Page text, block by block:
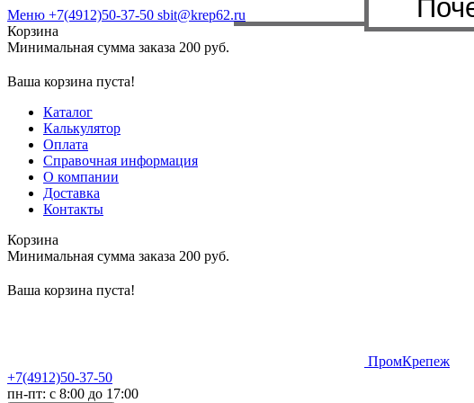
Меню +7(4912)50-37-50 sbit@krep62.ru
Корзина
Минимальная сумма заказа 200 руб.
Ваша корзина пуста!
Каталог
Калькулятор
Оплата
Справочная информация
О компании
Доставка
Контакты
Корзина
Минимальная сумма заказа 200 руб.
Ваша корзина пуста!
ПромКрепеж
+7(4912)50-37-50
пн-пт: с 8:00 до 17:00